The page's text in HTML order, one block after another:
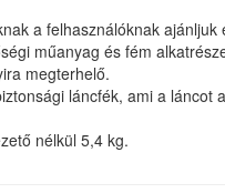
a felhasználóknak
műanyag és fém
megterhelő.
láncfék, ami a
nélkül 5,4 kg.